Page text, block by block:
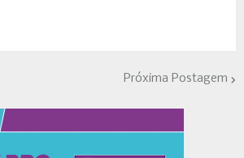
Próxima Postagem